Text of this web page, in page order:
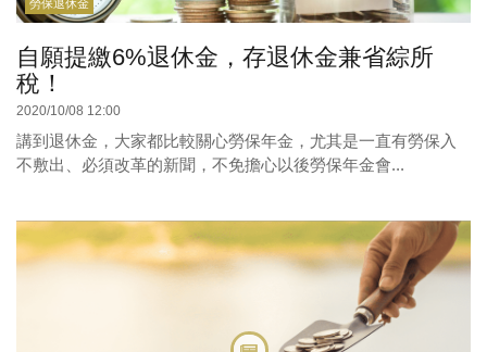
勞保退休金
自願提繳6%退休金，存退休金兼省綜所
稅！
2020/10/08 12:00
講到退休金，大家都比較關心勞保年金，尤其是一直有勞保入
不敷出、必須改革的新聞，不免擔心以後勞保年金會...